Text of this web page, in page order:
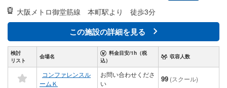
大阪メトロ御堂筋線 本町駅より 徒歩3分
この施設の詳細を見る
検討
リスト
会場名
料金目安/1h（税
込）
収容人数
コンファレンスル
ームＫ
お問い合わせくださ
い
99 (スクール)